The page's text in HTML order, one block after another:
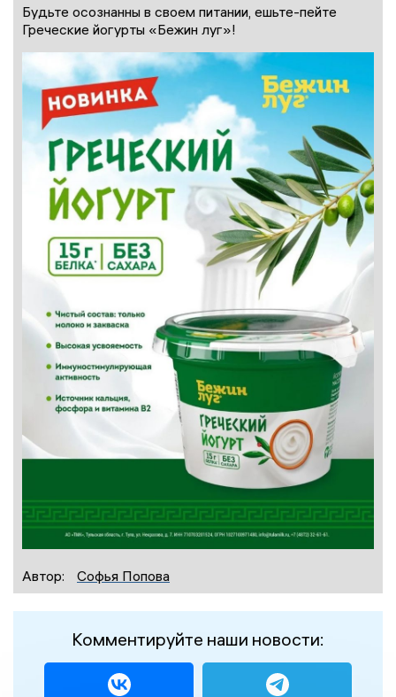
Будьте осознанны в своем питании, ешьте-пейте
Греческие йогурты «Бежин луг»!
Автор: Софья Попова
Комментируйте наши новости: